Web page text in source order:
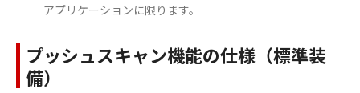
アプリケーションに限ります。
プッシュスキャン機能の仕様（標準装
備）